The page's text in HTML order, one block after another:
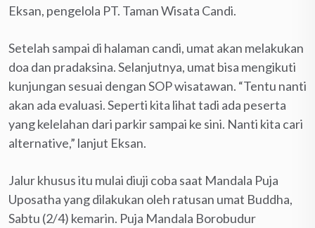
Eksan, pengelola PT. Taman Wisata Candi.
Setelah sampai di halaman candi, umat akan melakukan
doa dan pradaksina. Selanjutnya, umat bisa mengikuti
kunjungan sesuai dengan SOP wisatawan. “Tentu nanti
akan ada evaluasi. Seperti kita lihat tadi ada peserta
yang kelelahan dari parkir sampai ke sini. Nanti kita cari
alternative,” lanjut Eksan.
Jalur khusus itu mulai diuji coba saat Mandala Puja
Uposatha yang dilakukan oleh ratusan umat Buddha,
Sabtu (2/4) kemarin. Puja Mandala Borobudur